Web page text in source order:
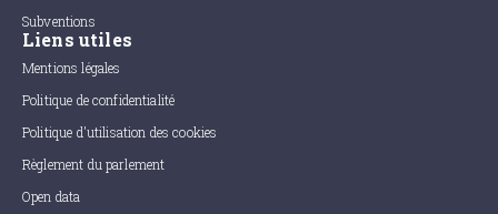
Subventions
Liens utiles
Mentions légales
Politique de confidentialité
Politique d'utilisation des cookies
Règlement du parlement
Open data